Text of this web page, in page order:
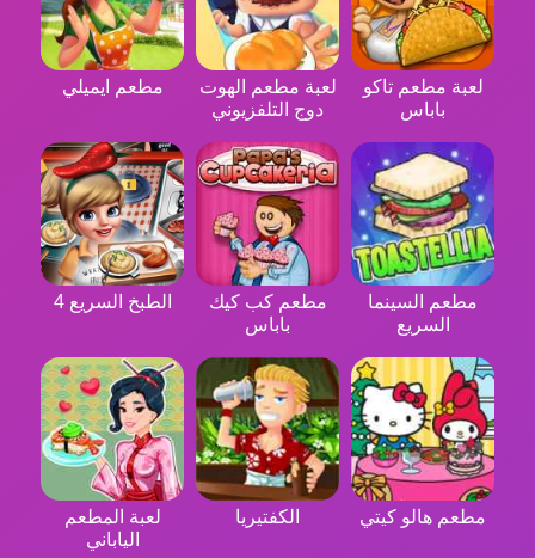
لعبة مطعم تاكو
باباس
لعبة مطعم الهوت
دوج التلفزيوني
مطعم ايميلي
مطعم السينما
السريع
مطعم كب كيك
باباس
الطبخ السريع 4
مطعم هالو كيتي الكفتيريا
لعبة المطعم
الياباني